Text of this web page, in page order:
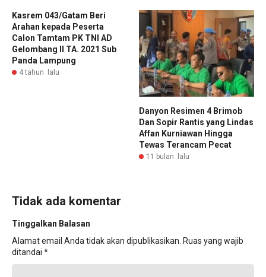
Kasrem 043/Gatam Beri
Arahan kepada Peserta
Calon Tamtam PK TNI AD
Gelombang II TA. 2021 Sub
Panda Lampung
4 tahun lalu
Danyon Resimen 4 Brimob
Dan Sopir Rantis yang Lindas
Affan Kurniawan Hingga
Tewas Terancam Pecat
11 bulan lalu
Tidak ada komentar
Tinggalkan Balasan
Alamat email Anda tidak akan dipublikasikan. Ruas yang wajib
ditandai *